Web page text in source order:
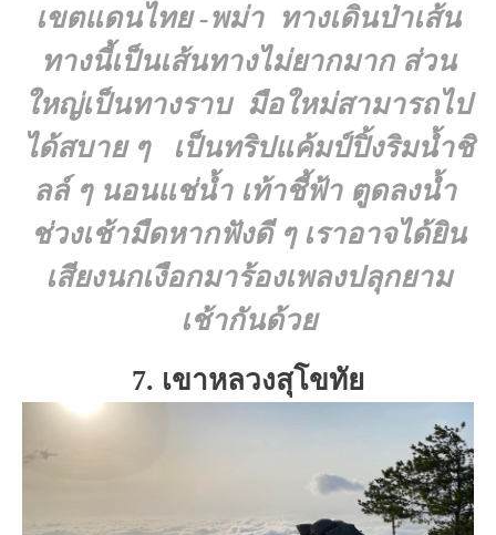
เขตแดนไทย -พม่า ทางเดินป่าเส้น
ทางนี้เป็นเส้นทางไม่ยากมาก ส่วน
ใหญ่เป็นทางราบ มือใหม่สามารถไป
ได้สบาย ๆ เป็นทริปแค้มป์ปิ้งริมน้ำชิ
ลล์ ๆ นอนแช่น้ำ เท้าชี้ฟ้า ตูดลงน้ำ
ช่วงเช้ามืดหากฟังดี ๆ เราอาจได้ยิน
เสียงนกเงือกมาร้องเพลงปลุกยาม
เช้ากันด้วย
7. เขาหลวงสุโขทัย